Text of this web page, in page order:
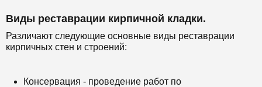
Виды реставрации кирпичной кладки.
Различают следующие основные виды реставрации
кирпичных стен и строений:
Консервация - проведение работ по